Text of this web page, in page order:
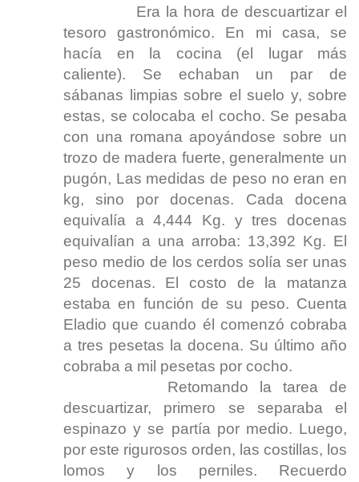
Era la hora de descuartizar el
tesoro gastronómico. En mi casa, se
hacía en la cocina (el lugar más
caliente). Se echaban un par de
sábanas limpias sobre el suelo y, sobre
estas, se colocaba el cocho. Se pesaba
con una romana apoyándose sobre un
trozo de madera fuerte, generalmente un
pugón, Las medidas de peso no eran en
kg, sino por docenas. Cada docena
equivalía a 4,444 Kg. y tres docenas
equivalían a una arroba: 13,392 Kg. El
peso medio de los cerdos solía ser unas
25 docenas. El costo de la matanza
estaba en función de su peso. Cuenta
Eladio que cuando él comenzó cobraba
a tres pesetas la docena. Su último año
cobraba a mil pesetas por cocho.
Retomando la tarea de
descuartizar, primero se separaba el
espinazo y se partía por medio. Luego,
por este rigurosos orden, las costillas, los
lomos y los perniles. Recuerdo